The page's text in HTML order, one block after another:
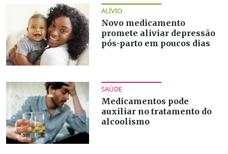
ALÍVIO
Novo medicamento
promete aliviar depressão
pós-parto em poucos dias
SAÚDE
Medicamentos pode
auxiliar no tratamento do
alcoolismo